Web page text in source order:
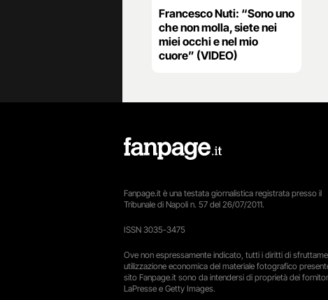
Francesco Nuti: “Sono uno
che non molla, siete nei
miei occhi e nel mio
cuore” (VIDEO)
Fanpage.it è una testata giornalistica registrata presso il
Tribunale di Napoli n. 57 del 26/07/2011.
ISSN 3035-3475
Ove non espressamente indicato, tutti i diritti di
utilizzazione economica del materiale fotografico
sito Fanpage.it sono da intendersi di proprietà dei
LaPresse e Getty Images.